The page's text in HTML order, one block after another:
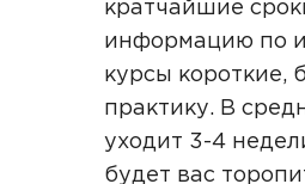
кратчайшие
информацию по
курсы короткие,
практику. В
уходит 3-4
будет вас